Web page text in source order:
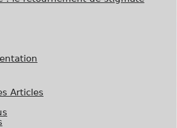
Articles